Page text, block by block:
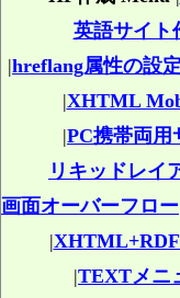
英語サイト
|hreflang属性の設定
|XHTML
|PC携帯両用
リキッドレイ
画面オーバーフロー
|
|TEXTメニ